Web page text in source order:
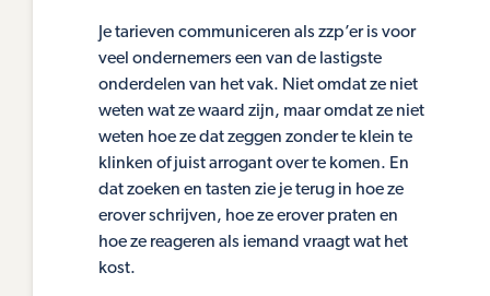
Je tarieven communiceren als zzp’er is voor
veel ondernemers een van de lastigste
onderdelen van het vak. Niet omdat ze niet
weten wat ze waard zijn, maar omdat ze niet
weten hoe ze dat zeggen zonder te klein te
klinken of juist arrogant over te komen. En
dat zoeken en tasten zie je terug in hoe ze
erover schrijven, hoe ze erover praten en
hoe ze reageren als iemand vraagt wat het
kost.